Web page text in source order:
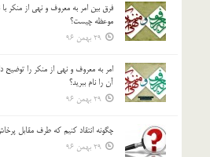
فرق بين امر به معروف و نهي از منكر
موعظه چيست؟
29 بهمن 96
امر به معروف و نهي از منكر را توضيح
آن را نام ببريد؟
29 بهمن 96
چگونه انتقاد كنيم كه طرف مقابل
29 بهمن 96